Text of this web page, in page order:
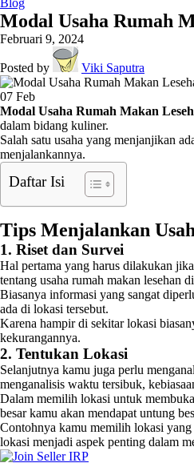
Blog
Modal Usaha Rumah
Februari 9, 2024
Posted by Viki Saputra
07 Feb
Modal Usaha Rumah Makan
dalam bidang kuliner.
Salah satu usaha yang menjanjikan
menjalankannya.
Daftar Isi
Tips Menjalankan
1. Riset dan Survei
Hal pertama yang harus dilakukan
tentang usaha rumah makan lesehan
Biasanya informasi yang sangat
ada di lokasi tersebut.
Karena hampir di sekitar lokasi
kekurangannya.
2. Tentukan Lokasi
Selanjutnya kamu juga perlu
menganalisis waktu tersibuk,
Dalam memilih lokasi untuk
besar kamu akan mendapat untung
Contohnya kamu memilih lokasi yang
lokasi menjadi aspek penting dalam